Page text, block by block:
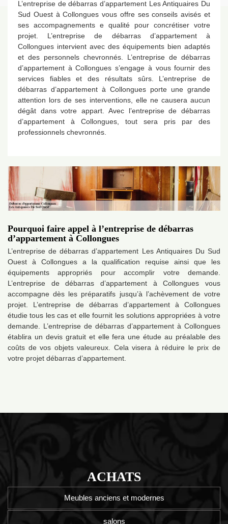
L’entreprise de débarras d’appartement Les Antiquaires Du
Sud Ouest à Collongues vous offre ses conseils avisés et
ses accompagnements e qualité pour concrétiser votre
projet. L’entreprise de débarras d’appartement à
Collongues intervient avec des équipements bien adaptés
et des personnels chevronnés. L’entreprise de débarras
d’appartement à Collongues s’engage à vous fournir des
services fiables et des résultats sûrs. L’entreprise de
débarras d’appartement à Collongues porte une grande
attention lors de ses interventions, elle ne causera aucun
dégât dans votre appart. Avec l’entreprise de débarras
d’appartement à Collongues, tout sera pris par des
professionnels chevronnés.
Pourquoi faire appel à l’entreprise de débarras
d’appartement à Collongues
L’entreprise de débarras d’appartement Les Antiquaires Du Sud
Ouest à Collongues a la qualification requise ainsi que les
équipements appropriés pour accomplir votre demande.
L’entreprise de débarras d’appartement à Collongues vous
accompagne dès les préparatifs jusqu’à l’achèvement de votre
projet. L’entreprise de débarras d’appartement à Collongues
étudie tous les cas et elle fournit les solutions appropriées à votre
demande. L’entreprise de débarras d’appartement à Collongues
établira un devis gratuit et elle fera une étude au préalable des
coûts de vos objets valeureux. Cela visera à réduire le prix de
votre projet débarras d’appartement.
ACHATS
Meubles anciens et modernes
salons